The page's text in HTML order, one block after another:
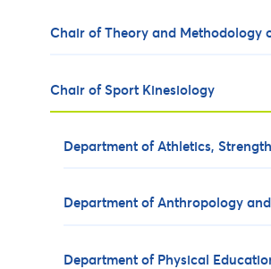
Chair of Theory and Methodology
Chair of Sport Kinesiology
Department of Athletics,
Department of Anthropology
Department of Physical